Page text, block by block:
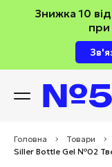
Знижка 10
при
Головна > Товари >
Siller Bottle Gel №02